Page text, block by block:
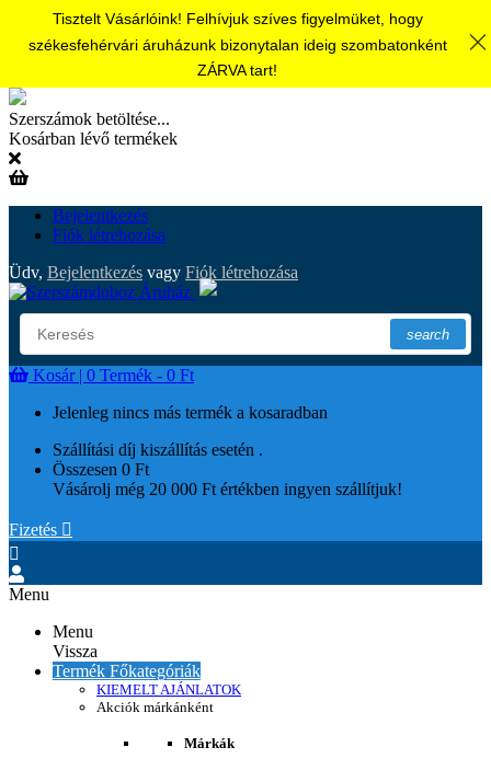
Szerszámok betöltése...
Kosárban lévő termékek
Bejelentkezés
Fiók létrehozása
Üdv, Bejelentkezés vagy Fiók létrehozása
search
Kosár | 0 Termék - 0 Ft
Jelenleg nincs más termék a kosaradban
Szállítási díj kiszállítás esetén .
Összesen 0 Ft
Vásárolj még 20 000 Ft értékben ingyen szállítjuk!
Fizetés 

Menu
Menu
Vissza
Termék Főkategóriák
KIEMELT AJÁNLATOK
Akciók márkánként
Márkák
Tisztelt Vásárlóink! Felhívjuk szíves figyelmüket, hogy
székesfehérvári áruházunk bizonytalan ideig szombatonként
ZÁRVA tart!